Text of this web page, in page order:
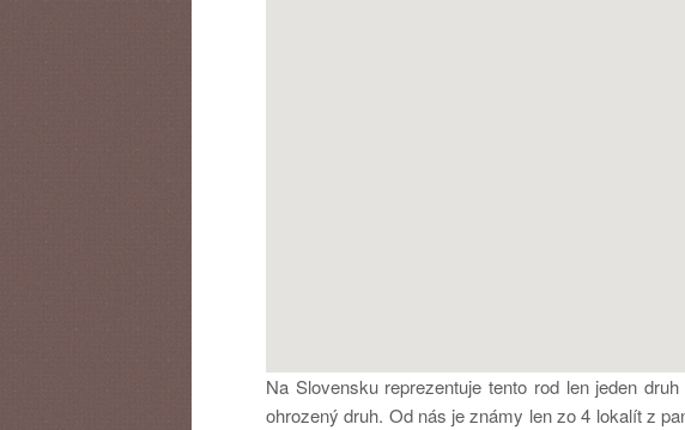
Na Slovensku reprezentuje tento rod len jeden
ohrozený druh. Od nás je známy len zo 4 lokalít z